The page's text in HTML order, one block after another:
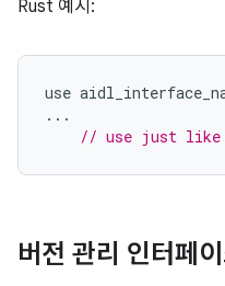
Rust 예시:
use
...
// use just like
버전 관리 인터페